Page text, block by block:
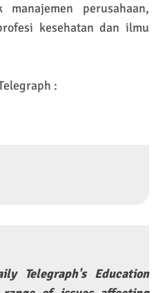
perusahaan,
kesehatan dan ilmu
:
Telegraph's Education